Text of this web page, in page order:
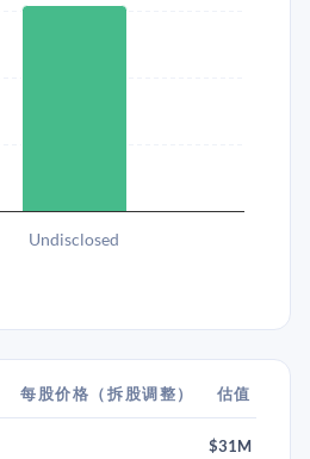
Undisclosed
每股价格（拆股调整） 估值
$31M